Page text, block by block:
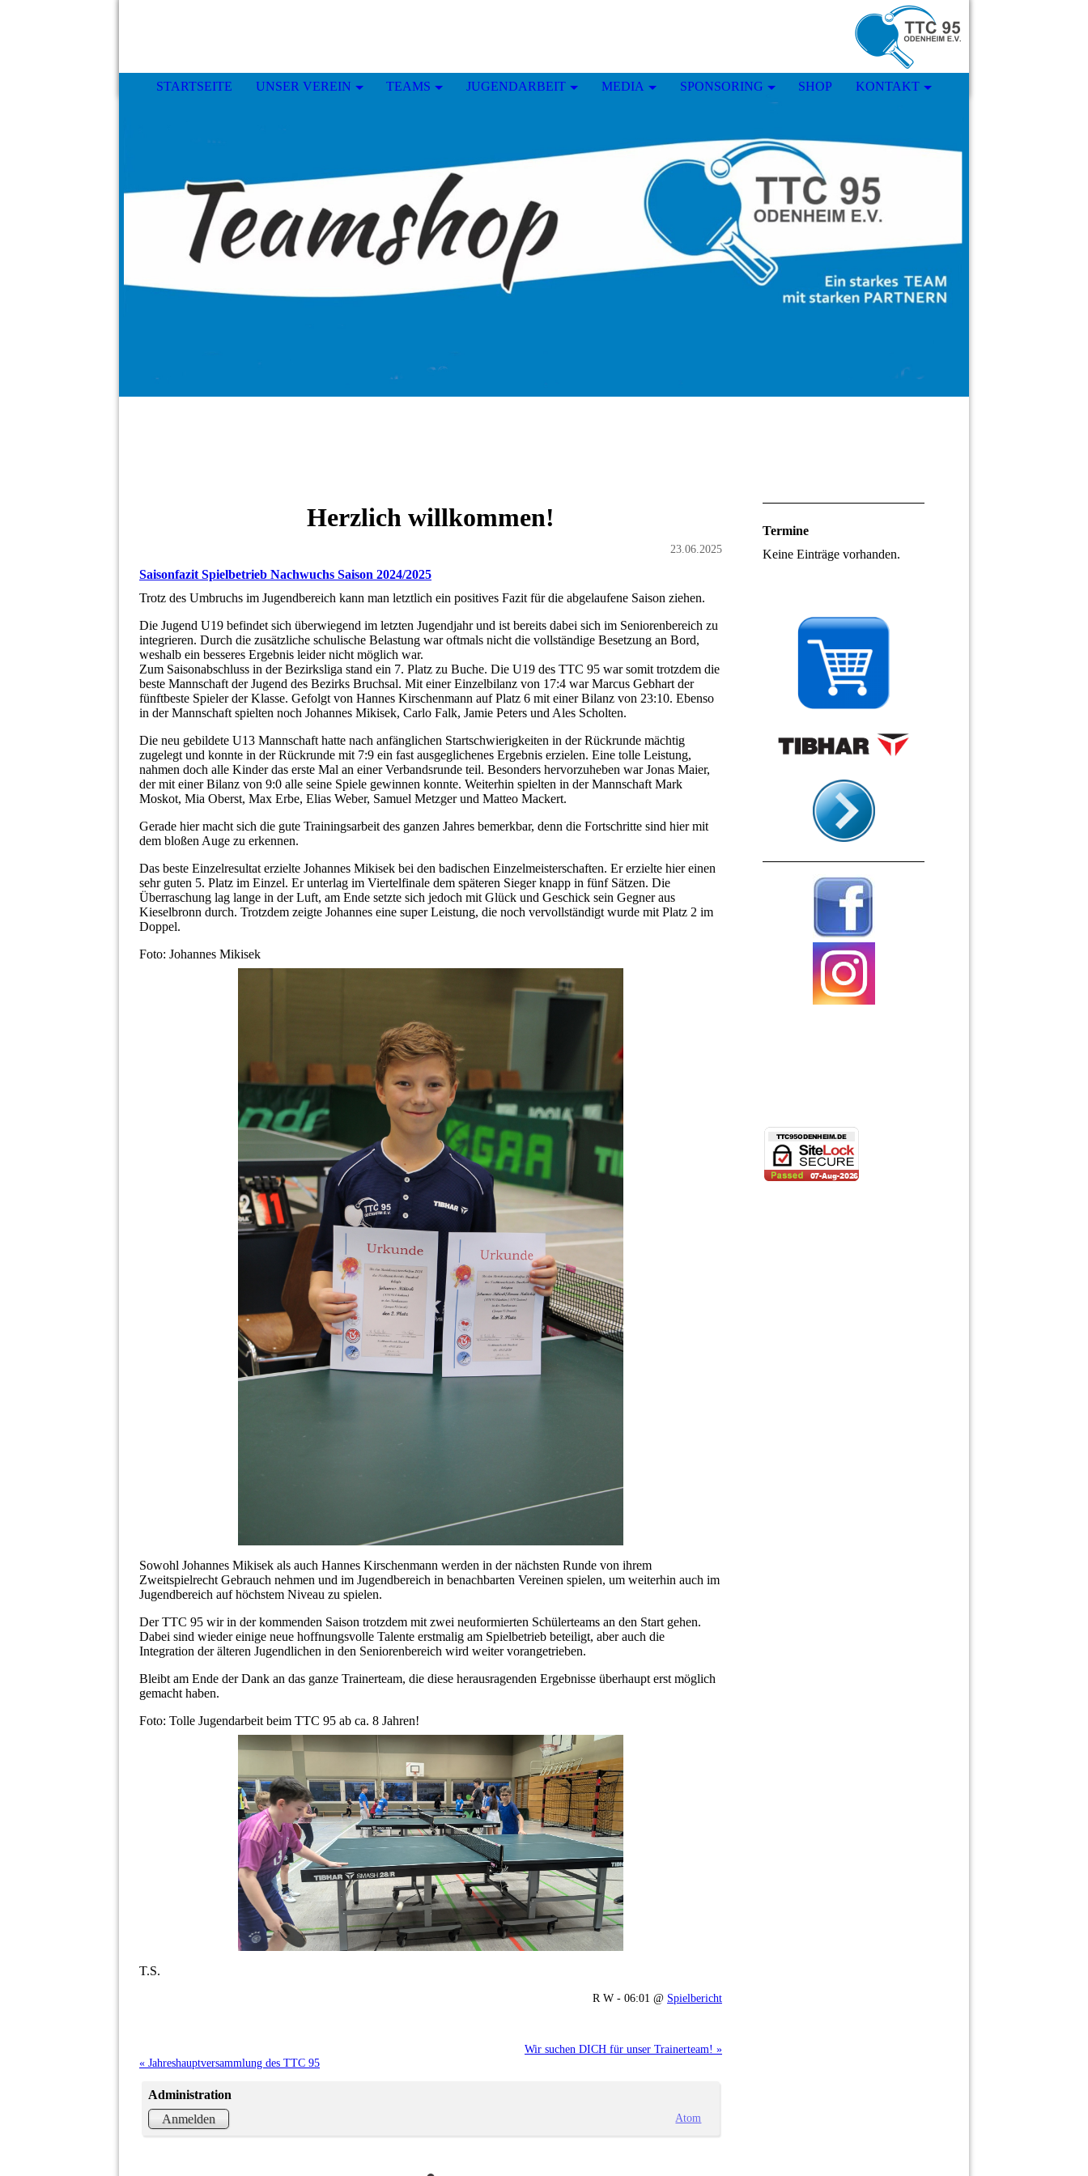
STARTSEITE UNSER VEREIN TEAMS JUGENDARBEIT MEDIA SPONSORING SHOP KONTAKT
Herzlich willkommen!
23.06.2025
Saisonfazit Spielbetrieb Nachwuchs Saison 2024/2025
Trotz des Umbruchs im Jugendbereich kann man letztlich ein positives Fazit für die abgelaufene Saison ziehen.
Die Jugend U19 befindet sich überwiegend im letzten Jugendjahr und ist bereits dabei sich im Seniorenbereich zu
integrieren. Durch die zusätzliche schulische Belastung war oftmals nicht die vollständige Besetzung an Bord,
weshalb ein besseres Ergebnis leider nicht möglich war.
Zum Saisonabschluss in der Bezirksliga stand ein 7. Platz zu Buche. Die U19 des TTC 95 war somit trotzdem die
beste Mannschaft der Jugend des Bezirks Bruchsal. Mit einer Einzelbilanz von 17:4 war Marcus Gebhart der
fünftbeste Spieler der Klasse. Gefolgt von Hannes Kirschenmann auf Platz 6 mit einer Bilanz von 23:10. Ebenso
in der Mannschaft spielten noch Johannes Mikisek, Carlo Falk, Jamie Peters und Ales Scholten.
Die neu gebildete U13 Mannschaft hatte nach anfänglichen Startschwierigkeiten in der Rückrunde mächtig
zugelegt und konnte in der Rückrunde mit 7:9 ein fast ausgeglichenes Ergebnis erzielen. Eine tolle Leistung,
nahmen doch alle Kinder das erste Mal an einer Verbandsrunde teil. Besonders hervorzuheben war Jonas Maier,
der mit einer Bilanz von 9:0 alle seine Spiele gewinnen konnte. Weiterhin spielten in der Mannschaft Mark
Moskot, Mia Oberst, Max Erbe, Elias Weber, Samuel Metzger und Matteo Mackert.
Gerade hier macht sich die gute Trainingsarbeit des ganzen Jahres bemerkbar, denn die Fortschritte sind hier mit
dem bloßen Auge zu erkennen.
Das beste Einzelresultat erzielte Johannes Mikisek bei den badischen Einzelmeisterschaften. Er erzielte hier einen
sehr guten 5. Platz im Einzel. Er unterlag im Viertelfinale dem späteren Sieger knapp in fünf Sätzen. Die
Überraschung lag lange in der Luft, am Ende setzte sich jedoch mit Glück und Geschick sein Gegner aus
Kieselbronn durch. Trotzdem zeigte Johannes eine super Leistung, die noch vervollständigt wurde mit Platz 2 im
Doppel.
Foto: Johannes Mikisek
Sowohl Johannes Mikisek als auch Hannes Kirschenmann werden in der nächsten Runde von ihrem
Zweitspielrecht Gebrauch nehmen und im Jugendbereich in benachbarten Vereinen spielen, um weiterhin auch im
Jugendbereich auf höchstem Niveau zu spielen.
Der TTC 95 wir in der kommenden Saison trotzdem mit zwei neuformierten Schülerteams an den Start gehen.
Dabei sind wieder einige neue hoffnungsvolle Talente erstmalig am Spielbetrieb beteiligt, aber auch die
Integration der älteren Jugendlichen in den Seniorenbereich wird weiter vorangetrieben.
Bleibt am Ende der Dank an das ganze Trainerteam, die diese herausragenden Ergebnisse überhaupt erst möglich
gemacht haben.
Foto: Tolle Jugendarbeit beim TTC 95 ab ca. 8 Jahren!
T.S.
R W - 06:01 @ Spielbericht
Wir suchen DICH für unser Trainerteam! »
« Jahreshauptversammlung des TTC 95
Administration
Anmelden
Atom
Termine
Keine Einträge vorhanden.